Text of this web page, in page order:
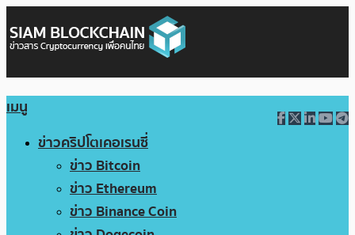
เมนู
ข่าวคริปโตเคอเรนซี่
ข่าว Bitcoin
ข่าว Ethereum
ข่าว Binance Coin